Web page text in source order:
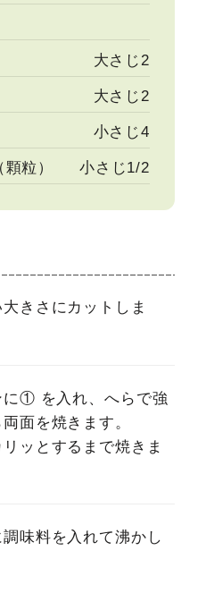
大さじ2
大さじ2
小さじ4
粒） 小さじ1/2
きさにカットしま
に① を入れ、へらで強
面を焼きます。
ッとするまで焼きま
味料を入れて沸かし